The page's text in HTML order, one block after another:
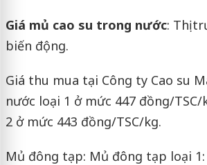
Giá mủ cao su trong nước: Thị
biến động.
Giá thu mua tại Công ty Cao su
nước loại 1 ở mức 447 đồng/
2 ở mức 443 đồng/TSC/kg.
Mủ đông tạp: Mủ đông tạp loại 1: